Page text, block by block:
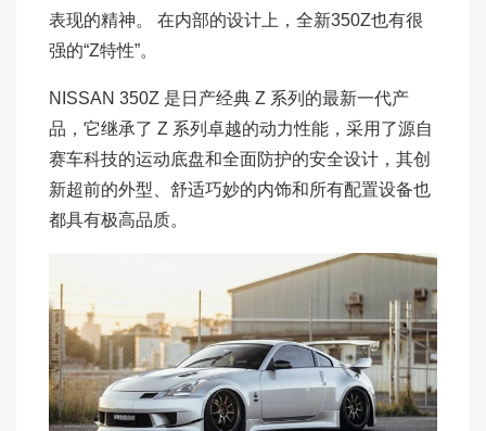
表现的精神。 在内部的设计上，全新350Z也有很
强的“Z特性”。
NISSAN 350Z 是日产经典 Z 系列的最新一代产
品，它继承了 Z 系列卓越的动力性能，采用了源自
赛车科技的运动底盘和全面防护的安全设计，其创
新超前的外型、舒适巧妙的内饰和所有配置设备也
都具有极高品质。